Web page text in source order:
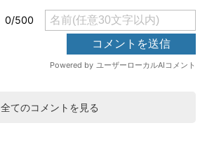
全てのコメントを見る